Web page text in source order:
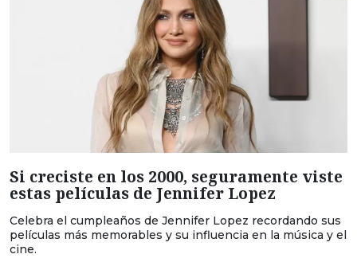
Si creciste en los 2000, seguramente viste
estas películas de Jennifer Lopez
Celebra el cumpleaños de Jennifer Lopez recordando sus
películas más memorables y su influencia en la música y el
cine.